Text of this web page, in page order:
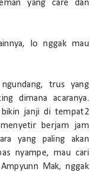
yang care dan
lo nggak mau
trus yang
dimana acaranya.
bikin janji di tempat2
berjam jam
yang paling akan
nyampe, mau cari
Mak, nggak